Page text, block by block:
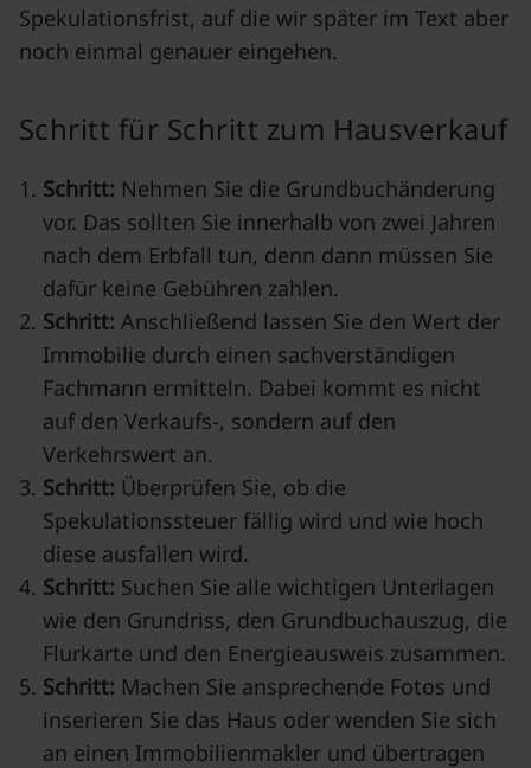
Spekulationsfrist, auf die wir später im Text aber
noch einmal genauer eingehen.
Schritt für Schritt zum Hausverkauf
Schritt: Nehmen Sie die Grundbuchänderung
vor. Das sollten Sie innerhalb von zwei Jahren
nach dem Erbfall tun, denn dann müssen Sie
dafür keine Gebühren zahlen.
Schritt: Anschließend lassen Sie den Wert der
Immobilie durch einen sachverständigen
Fachmann ermitteln. Dabei kommt es nicht
auf den Verkaufs-, sondern auf den
Verkehrswert an.
Schritt: Überprüfen Sie, ob die
Spekulationssteuer fällig wird und wie hoch
diese ausfallen wird.
Schritt: Suchen Sie alle wichtigen Unterlagen
wie den Grundriss, den Grundbuchauszug, die
Flurkarte und den Energieausweis zusammen.
Schritt: Machen Sie ansprechende Fotos und
inserieren Sie das Haus oder wenden Sie sich
an einen Immobilienmakler und übertragen